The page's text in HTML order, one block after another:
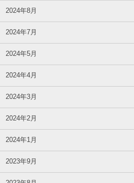
2024年8月
2024年7月
2024年5月
2024年4月
2024年3月
2024年2月
2024年1月
2023年9月